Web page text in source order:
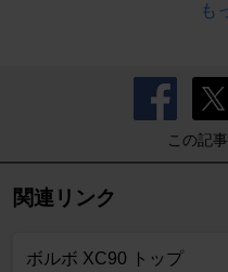
も
この記
関連リンク
ボルボ XC90 トップ